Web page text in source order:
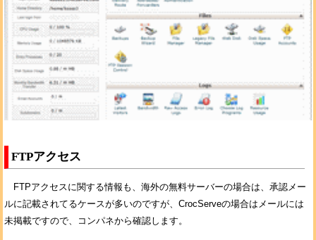
FTPアクセス
FTPアクセスに関する情報も、海外の無料サーバーの場合は、承認メー
ルに記載されてるケースが多いのですが、CrocServeの場合はメールには
未掲載ですので、コンパネから確認します。